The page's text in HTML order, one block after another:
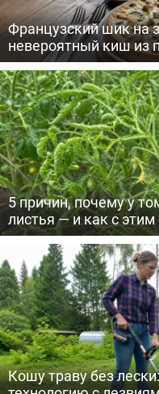
Французский шик на
невероятный киш из
5 причин, почему у
листья — и как с этим
Кошу траву без